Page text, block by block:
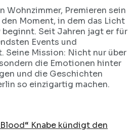
Wohnzimmer, Premieren sein
Moment, in dem das Licht
Seit Jahren jagt er für
Events und
Seine Mission: Nicht nur über
die Emotionen hinter
und die Geschichten
so einzigartig machen.